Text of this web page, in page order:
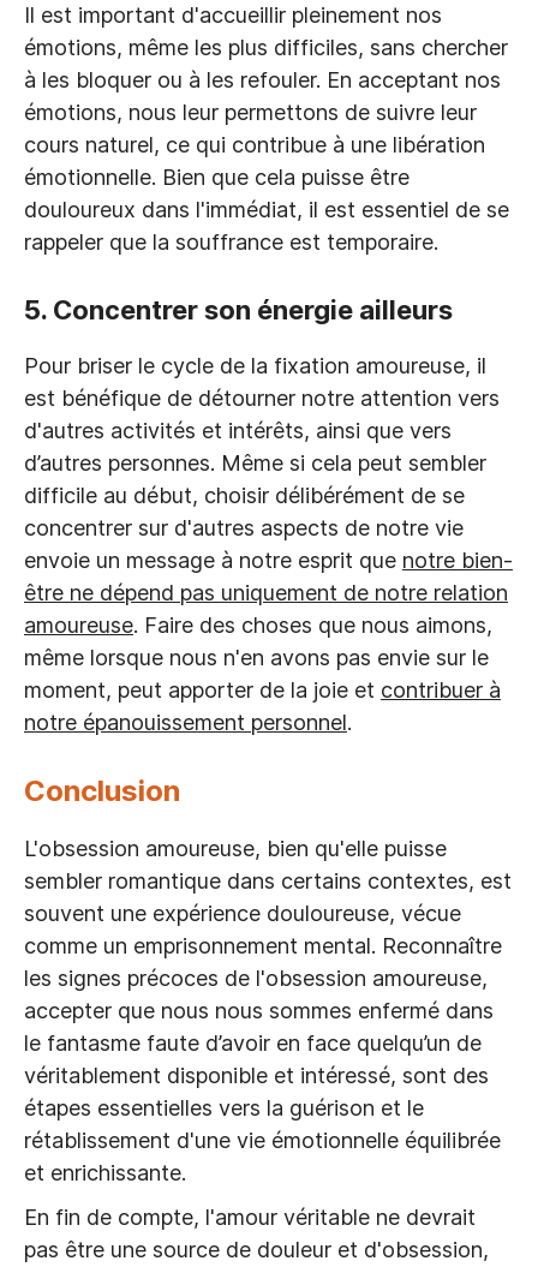
Il est important d'accueillir pleinement nos
émotions, même les plus difficiles, sans chercher
à les bloquer ou à les refouler. En acceptant nos
émotions, nous leur permettons de suivre leur
cours naturel, ce qui contribue à une libération
émotionnelle. Bien que cela puisse être
douloureux dans l'immédiat, il est essentiel de se
rappeler que la souffrance est temporaire.
5. Concentrer son énergie ailleurs
Pour briser le cycle de la fixation amoureuse, il
est bénéfique de détourner notre attention vers
d'autres activités et intérêts, ainsi que vers
d’autres personnes. Même si cela peut sembler
difficile au début, choisir délibérément de se
concentrer sur d'autres aspects de notre vie
envoie un message à notre esprit que notre bien-
être ne dépend pas uniquement de notre relation
amoureuse. Faire des choses que nous aimons,
même lorsque nous n'en avons pas envie sur le
moment, peut apporter de la joie et contribuer à
notre épanouissement personnel.
Conclusion
L'obsession amoureuse, bien qu'elle puisse
sembler romantique dans certains contextes, est
souvent une expérience douloureuse, vécue
comme un emprisonnement mental. Reconnaître
les signes précoces de l'obsession amoureuse,
accepter que nous nous sommes enfermé dans
le fantasme faute d’avoir en face quelqu’un de
véritablement disponible et intéressé, sont des
étapes essentielles vers la guérison et le
rétablissement d'une vie émotionnelle équilibrée
et enrichissante.
En fin de compte, l'amour véritable ne devrait
pas être une source de douleur et d'obsession,